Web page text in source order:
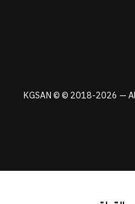
KGSAN © © 2018-2026 —